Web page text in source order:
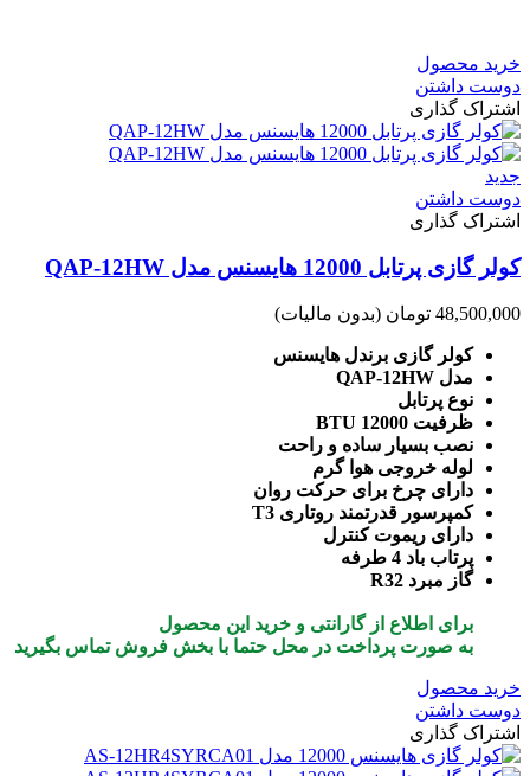
خرید محصول
دوست داشتن
اشتراک گذاری
جدید
دوست داشتن
اشتراک گذاری
کولر گازی پرتابل 12000 هایسنس مدل QAP-12HW
48,500,000 تومان (بدون مالیات)
کولر گازی برندل هایسنس
مدل QAP-12HW
نوع پرتابل
ظرفیت 12000 BTU
نصب بسیار ساده و راحت
لوله خروجی هوا گرم
دارای چرخ برای حرکت روان
کمپرسور قدرتمند روتاری T3
دارای ریموت کنترل
پرتاب باد 4 طرفه
گاز مبرد R32
برای اطلاع از گارانتی و خرید این محصول
به صورت پرداخت در محل حتما با بخش فروش تماس بگیرید
خرید محصول
دوست داشتن
اشتراک گذاری